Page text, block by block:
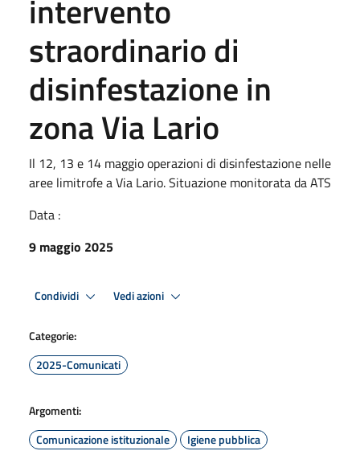
intervento
straordinario di
disinfestazione in
zona Via Lario
Il 12, 13 e 14 maggio operazioni di disinfestazione nelle
aree limitrofe a Via Lario. Situazione monitorata da ATS
Data :
9 maggio 2025
Condividi Vedi azioni
Categorie:
2025-Comunicati
Argomenti:
Comunicazione istituzionale
Igiene pubblica